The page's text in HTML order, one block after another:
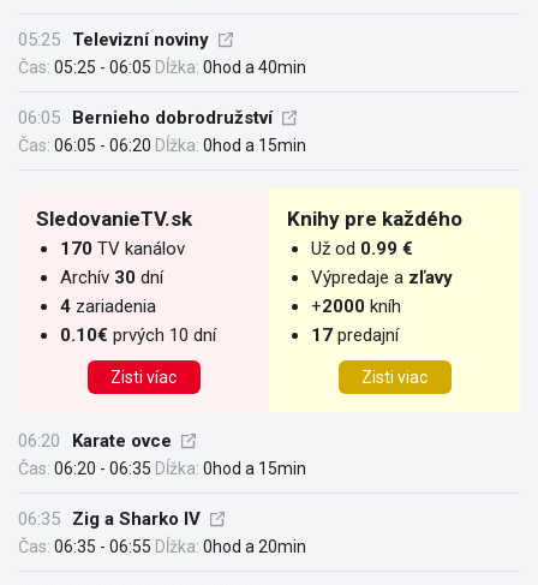
05:25 Televizní noviny
Čas: 05:25 - 06:05 Dĺžka: 0hod a 40min
06:05 Bernieho dobrodružství
Čas: 06:05 - 06:20 Dĺžka: 0hod a 15min
SledovanieTV.sk
170 TV kanálov
Archív 30 dní
4 zariadenia
0.10€ prvých 10 dní
Zisti víac
Knihy pre každého
Už od 0.99 €
Výpredaje a zľavy
+2000 kníh
17 predajní
Zisti viac
06:20 Karate ovce
Čas: 06:20 - 06:35 Dĺžka: 0hod a 15min
06:35 Zig a Sharko IV
Čas: 06:35 - 06:55 Dĺžka: 0hod a 20min